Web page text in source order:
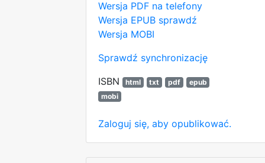
Wersja PDF na telefony
Wersja EPUB sprawdź
Wersja MOBI
Sprawdź synchronizację
ISBN
html txt pdf
epub
mobi
Zaloguj się, aby opublikować.